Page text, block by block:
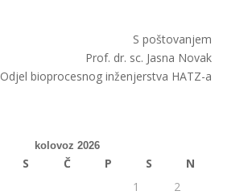
S poštovanjem
Prof. dr. sc. Jasna Novak
Odjel bioprocesnog inženjerstva HATZ-a
kolovoz 2026
S Č P S
N
1
2